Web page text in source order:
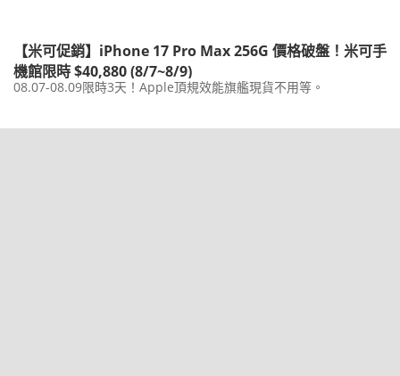
【米可促銷】iPhone 17 Pro Max 256G 價格破盤！米可手
機館限時 $40,880 (8/7~8/9)
08.07-08.09限時3天！Apple頂規效能旗艦現貨不用等。